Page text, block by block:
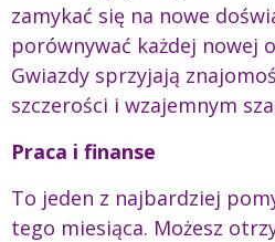
zamykać się na nowe
porównywać każdej nowej
Gwiazdy sprzyjają
szczerości i wzajemnym
Praca i finanse
To jeden z najbardziej
tego miesiąca. Możesz